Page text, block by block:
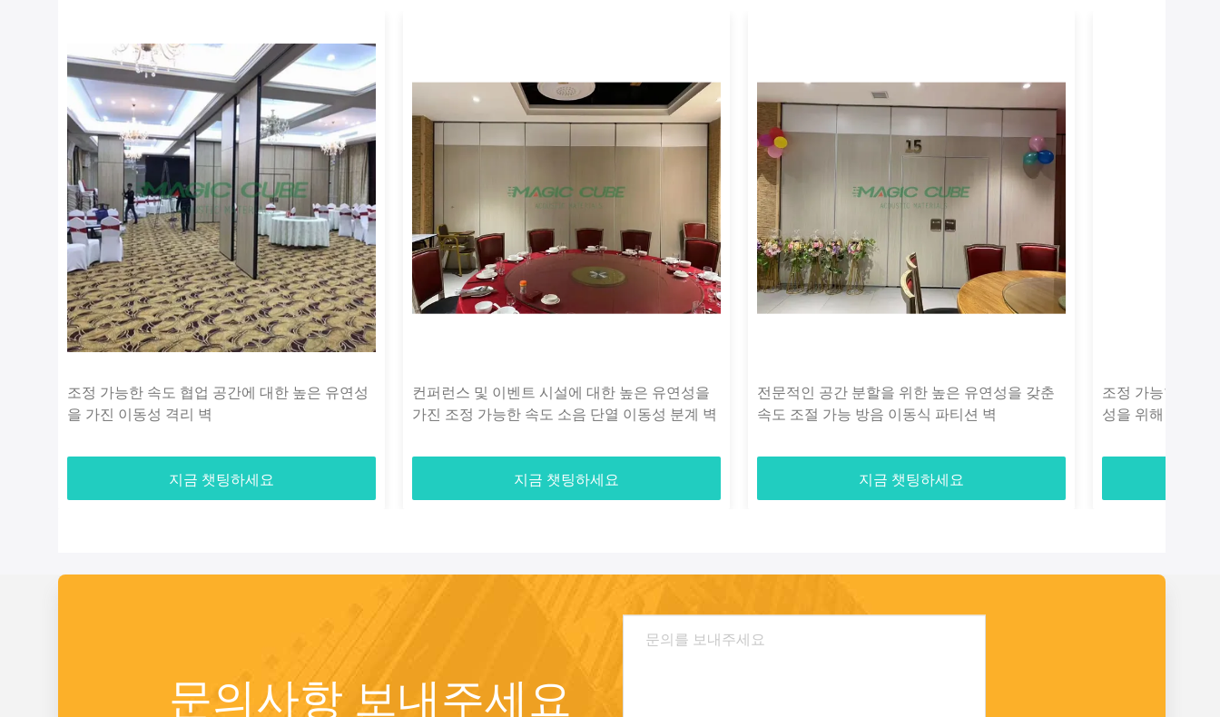
조정 가능한 속도 협업 공간에 대한 높은 유연성
을 가진 이동성 격리 벽
지금 챗팅하세요
컨퍼런스 및 이벤트 시설에 대한 높은 유연성을
가진 조정 가능한 속도 소음 단열 이동성 분계 벽
지금 챗팅하세요
전문적인 공간 분할을 위한 높은 유연성을 갖춘
속도 조절 가능 방음 이동식 파티션 벽
지금 챗팅하세요
조정 가능한 속도
성을 위해 높은
문의사항 보내주세요